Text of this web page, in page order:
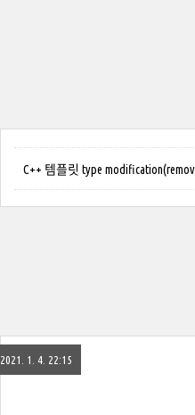
C++ 템플릿 type
2021. 1. 4. 22:15